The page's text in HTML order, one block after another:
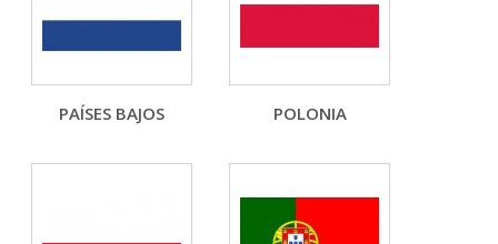
PAÍSES BAJOS POLONIA